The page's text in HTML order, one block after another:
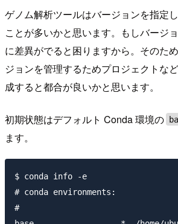
ゲノム解析ツールはバージョンを指定
ことが多いかと思います。もしバージ
に差異がでると困りますから。そのた
ジョンを管理するためプロジェクトな
成すると都合が良いかと思います。
初期状態はデフォルト Conda 環境の
ます。
$ conda info -e
# conda environments:
#